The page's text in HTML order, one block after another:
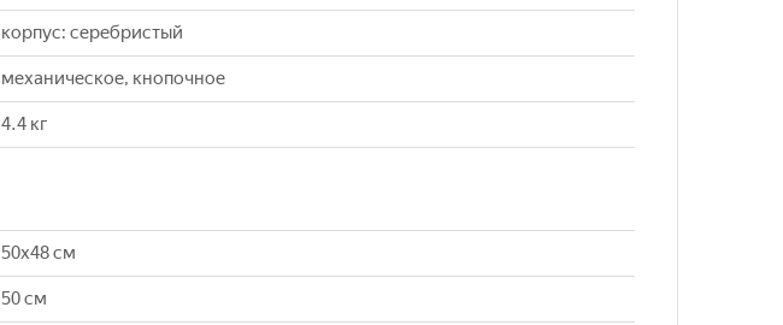
корпус: серебристый
механическое, кнопочное
4.4 кг
50х48 см
50 см